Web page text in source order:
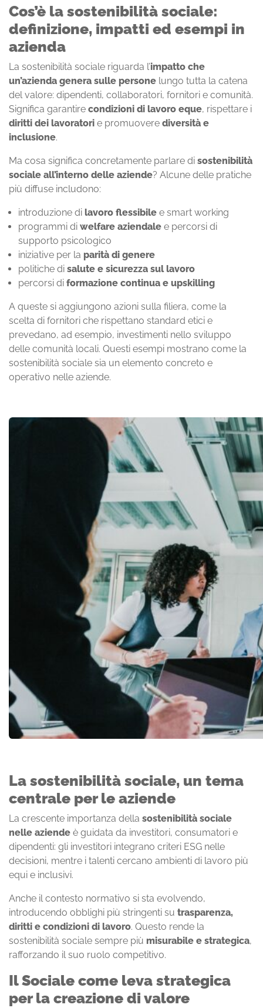
Cos’è la sostenibilità sociale:
definizione, impatti ed esempi in
azienda
La sostenibilità sociale riguarda l’impatto che
un’azienda genera sulle persone lungo tutta la catena
del valore: dipendenti, collaboratori, fornitori e comunità.
Significa garantire condizioni di lavoro eque, rispettare i
diritti dei lavoratori e promuovere diversità e
inclusione.
Ma cosa significa concretamente parlare di sostenibilità
sociale all’interno delle aziende? Alcune delle pratiche
più diffuse includono:
introduzione di lavoro flessibile e smart working
programmi di welfare aziendale e percorsi di
supporto psicologico
iniziative per la parità di genere
politiche di salute e sicurezza sul lavoro
percorsi di formazione continua e upskilling
A queste si aggiungono azioni sulla filiera, come la
scelta di fornitori che rispettano standard etici e
prevedano, ad esempio, investimenti nello sviluppo
delle comunità locali. Questi esempi mostrano come la
sostenibilità sociale sia un elemento concreto e
operativo nelle aziende.
La sostenibilità sociale, un tema
centrale per le aziende
La crescente importanza della sostenibilità sociale
nelle aziende è guidata da investitori, consumatori e
dipendenti: gli investitori integrano criteri ESG nelle
decisioni, mentre i talenti cercano ambienti di lavoro più
equi e inclusivi.
Anche il contesto normativo si sta evolvendo,
introducendo obblighi più stringenti su trasparenza,
diritti e condizioni di lavoro. Questo rende la
sostenibilità sociale sempre più misurabile e strategica,
rafforzando il suo ruolo competitivo.
Il Sociale come leva strategica
per la creazione di valore